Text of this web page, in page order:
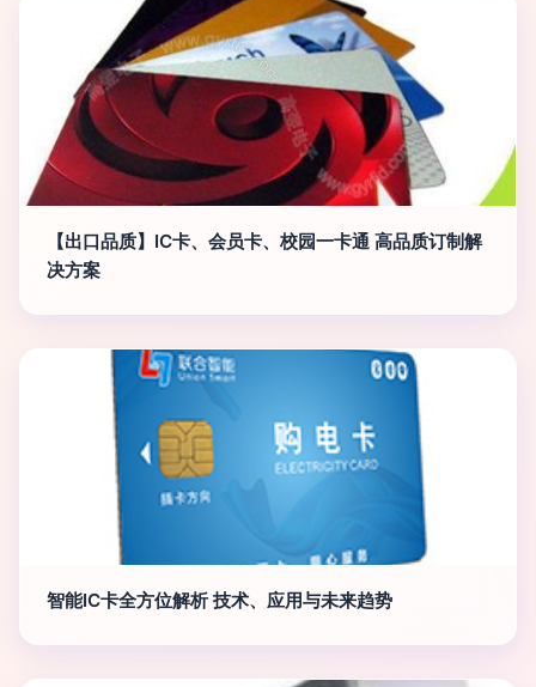
【出口品质】IC卡、会员卡、校园一卡通 高品质订制解
决方案
智能IC卡全方位解析 技术、应用与未来趋势